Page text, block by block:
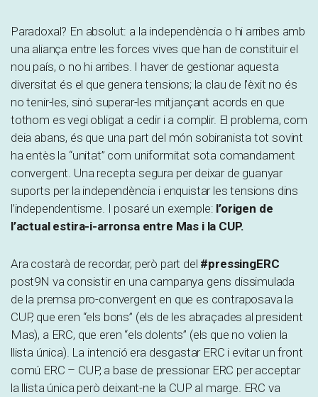
Paradoxal? En absolut: a la independència o hi arribes amb
una aliança entre les forces vives que han de constituir el
nou país, o no hi arribes. I haver de gestionar aquesta
diversitat és el que genera tensions; la clau de l’èxit no és
no tenir-les, sinó superar-les mitjançant acords en que
tothom es vegi obligat a cedir i a complir. El problema, com
deia abans, és que una part del món sobiranista tot sovint
ha entès la “unitat” com uniformitat sota comandament
convergent. Una recepta segura per deixar de guanyar
suports per la independència i enquistar les tensions dins
l’independentisme. I posaré un exemple: l’origen de
l’actual estira-i-arronsa entre Mas i la CUP.
Ara costarà de recordar, però part del #pressingERC
post9N va consistir en una campanya gens dissimulada
de la premsa pro-convergent en que es contraposava la
CUP, que eren “els bons” (els de les abraçades al president
Mas), a ERC, que eren “els dolents” (els que no volien la
llista única). La intenció era desgastar ERC i evitar un front
comú ERC – CUP, a base de pressionar ERC per acceptar
la llista única però deixant-ne la CUP al marge. ERC va